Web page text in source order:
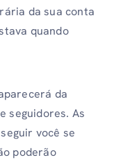
da sua conta
quando
da
seguidores. As
você se
poderão